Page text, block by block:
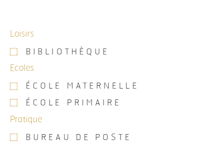
Loisirs
BIBLIOTHÈQUE
Ecoles
ÉCOLE MATERNELLE
ÉCOLE PRIMAIRE
Pratique
BUREAU DE POSTE